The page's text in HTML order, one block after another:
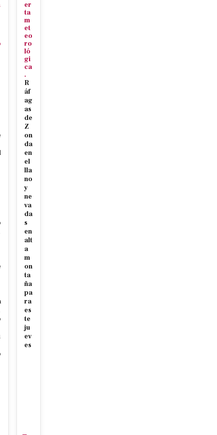
er
ta
m
et
eo
ro
ló
gi
ca
.
R
áf
ag
as
de
Z
on
da
en
el
lla
no
y
ne
va
da
s
en
alt
a
m
on
ta
ña
pa
ra
es
te
ju
ev
es